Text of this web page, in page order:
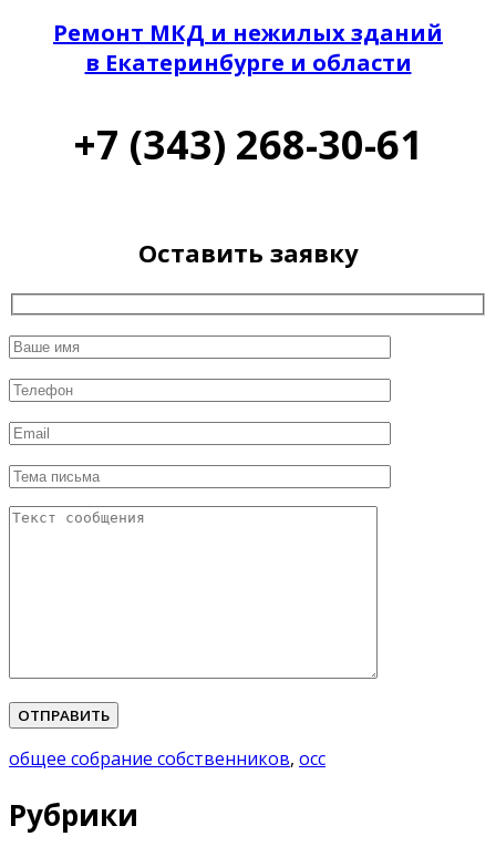
Ремонт МКД и нежилых зданий
в Екатеринбурге и области
+7 (343) 268-30-61
Оставить заявку
Please leave this field empty.
общее собрание собственников, осс
Рубрики